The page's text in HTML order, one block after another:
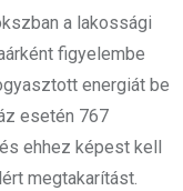
a lakossági
figyelembe
energiát be
esetén 767
ehhez képest kell
megtakarítást.